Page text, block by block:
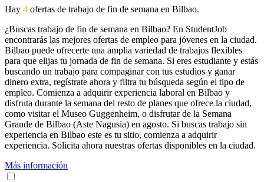
Hay 4 ofertas de trabajo de fin de semana en Bilbao.
¿Buscas trabajo de fin de semana en Bilbao? En StudentJob
encontrarás las mejores ofertas de empleo para jóvenes en la ciudad.
Bilbao puede ofrecerte una amplia variedad de trabajos flexibles
para que elijas tu jornada de fin de semana. Si eres estudiante y estás
buscando un trabajo para compaginar con tus estudios y ganar
dinero extra, regístrate ahora y filtra tu búsqueda según el tipo de
empleo. Comienza a adquirir experiencia laboral en Bilbao y
disfruta durante la semana del resto de planes que ofrece la ciudad,
como visitar el Museo Guggenheim, o disfrutar de la Semana
Grande de Bilbao (Aste Nagusia) en agosto. Si buscas trabajo sin
experiencia en Bilbao este es tu sitio, comienza a adquirir
experiencia. Solicita ahora nuestras ofertas disponibles en la ciudad.
Más información